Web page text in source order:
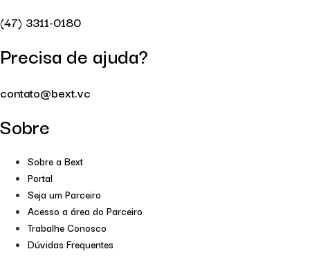
(47) 3311-0180
Precisa de ajuda?
contato@bext.vc
Sobre
Sobre a Bext
Portal
Seja um Parceiro
Acesso a área do Parceiro
Trabalhe Conosco
Dúvidas Frequentes